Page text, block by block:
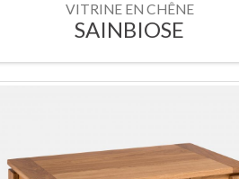
VITRINE EN CHÊNE
SAINBIOSE